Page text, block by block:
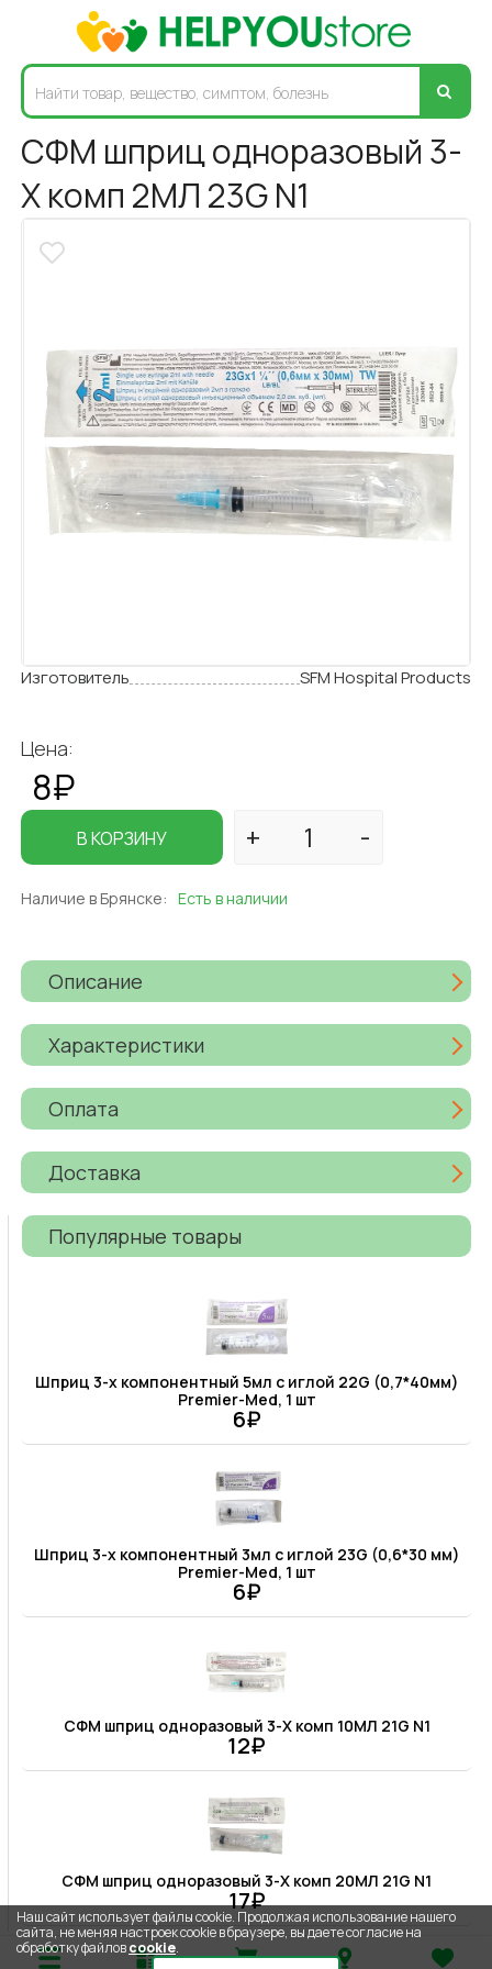
СФМ шприц одноразовый 3-
Х комп 2МЛ 23G N1
Изготовитель SFM Hospital Products
Цена:
8₽
В КОРЗИНУ
Наличие в Брянске: Есть в наличии
Описание
Характеристики
Оплата
Доставка
Популярные товары
Шприц 3-х компонентный 5мл c иглой 22G (0,7*40мм)
Premier-Med, 1 шт
6₽
Шприц 3-х компонентный 3мл c иглой 23G (0,6*30 мм)
Premier-Med, 1 шт
6₽
СФМ шприц одноразовый 3-Х комп 10МЛ 21G N1
12₽
СФМ шприц одноразовый 3-Х комп 20МЛ 21G N1
17₽
Наш сайт использует файлы cookie. Продолжая использование нашего
сайта, не меняя настроек cookie в браузере, вы даете согласие на
обработку файловcookie.